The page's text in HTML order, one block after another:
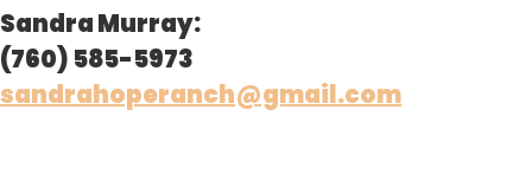
Sandra Murray:
(760) 585-5973
sandrahoperanch@gmail.com